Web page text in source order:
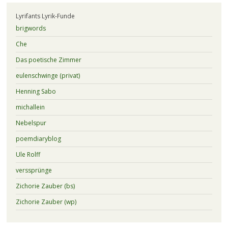
Lyrifants Lyrik-Funde
brigwords
Che
Das poetische Zimmer
eulenschwinge (privat)
Henning Sabo
michallein
Nebelspur
poemdiaryblog
Ule Rolff
verssprünge
Zichorie Zauber (bs)
Zichorie Zauber (wp)